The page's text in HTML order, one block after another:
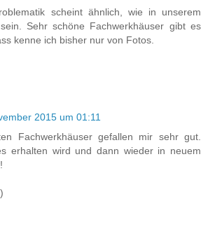
scheint ähnlich, wie in unserem
Sehr schöne Fachwerkhäuser gibt es
kenne ich bisher nur von Fotos.
2015 um 01:11
Fachwerkhäuser gefallen mir sehr gut.
erhalten wird und dann wieder in neuem